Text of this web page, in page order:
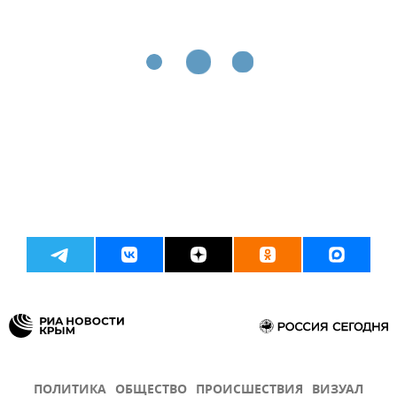
ПОЛИТИКА ОБЩЕСТВО ПРОИСШЕСТВИЯ ВИЗУАЛ